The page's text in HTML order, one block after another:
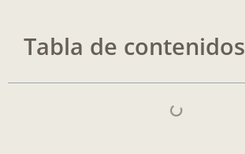
Tabla de contenidos